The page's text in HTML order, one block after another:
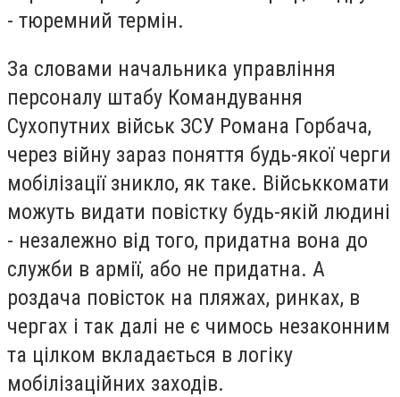
- тюремний термін.
За словами начальника управління
персоналу штабу Командування
Сухопутних військ ЗСУ Романа Горбача,
через війну зараз поняття будь-якої черги
мобілізації зникло, як таке. Військкомати
можуть видати повістку будь-якій людині
- незалежно від того, придатна вона до
служби в армії, або не придатна. А
роздача повісток на пляжах, ринках, в
чергах і так далі не є чимось незаконним
та цілком вкладається в логіку
мобілізаційних заходів.